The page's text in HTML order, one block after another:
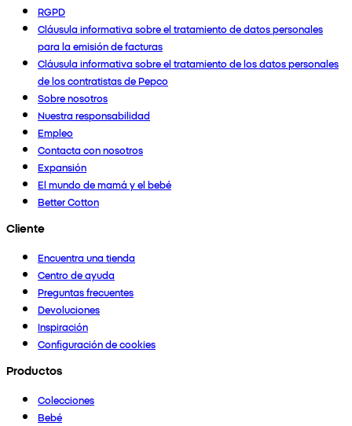
RGPD
Cláusula informativa sobre el tratamiento de datos personales
para la emisión de facturas
Cláusula informativa sobre el tratamiento de los datos personales
de los contratistas de Pepco
Sobre nosotros
Nuestra responsabilidad
Empleo
Contacta con nosotros
Expansión
El mundo de mamá y el bebé
Better Cotton
Cliente
Encuentra una tienda
Centro de ayuda
Preguntas frecuentes
Devoluciones
Inspiración
Configuración de cookies
Productos
Colecciones
Bebé